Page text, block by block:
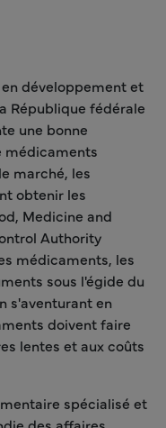
développement et
République fédérale
une bonne
médicaments
marché, les
obtenir les
Medicine and
Authority
médicaments, les
sous l'égide du
s'aventurant en
doivent faire
lentes et aux coûts
spécialisé et